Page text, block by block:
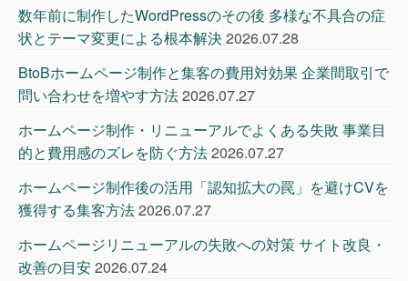
数年前に制作したWordPressのその後 多様な不具合の症
状とテーマ変更による根本解決2026.07.28
BtoBホームページ制作と集客の費用対効果 企業間取引で
問い合わせを増やす方法2026.07.27
ホームページ制作・リニューアルでよくある失敗 事業目
的と費用感のズレを防ぐ方法2026.07.27
ホームページ制作後の活用「認知拡大の罠」を避けCVを
獲得する集客方法2026.07.27
ホームページリニューアルの失敗への対策 サイト改良・
改善の目安2026.07.24